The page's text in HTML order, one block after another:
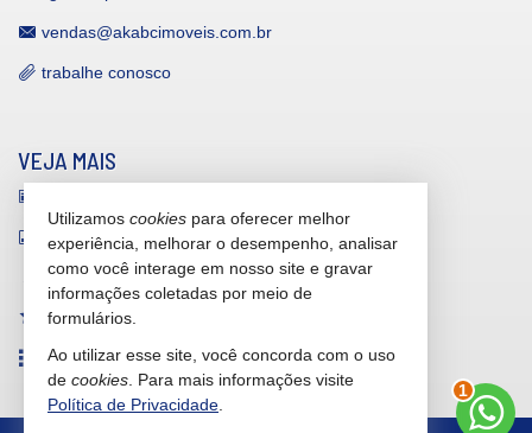
vendas@akabcimoveis.com.br
trabalhe conosco
VEJA MAIS
indicadores financeiros
cadastre seu imóvel
imóveis favoritos
mapa de imóveis
1
Utilizamos cookies para oferecer melhor
experiência, melhorar o desempenho, analisar
como você interage em nosso site e gravar
informações coletadas por meio de
formulários.
Ao utilizar esse site, você concorda com o uso
de cookies . Para mais informações visite
Política de Privacidade